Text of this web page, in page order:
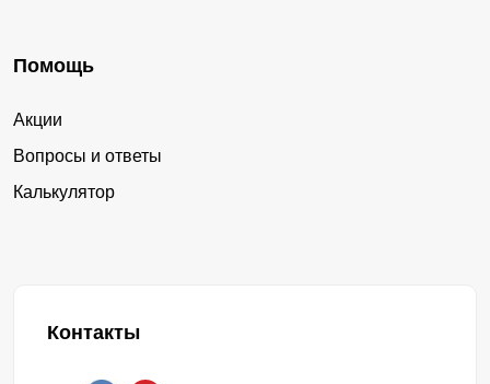
Помощь
Акции
Вопросы и ответы
Калькулятор
Контакты